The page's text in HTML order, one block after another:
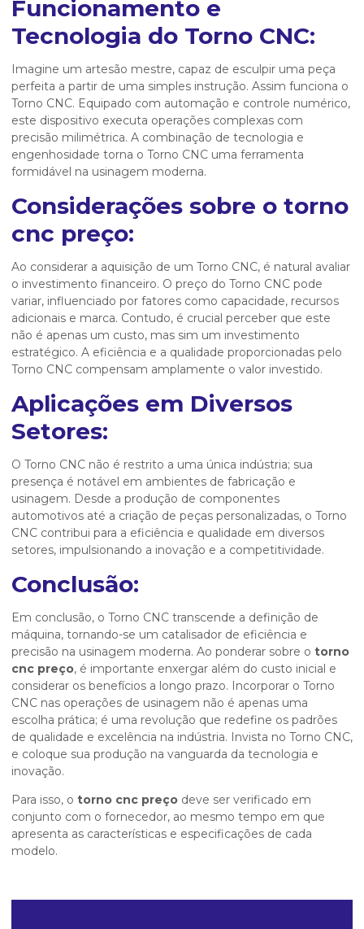
Funcionamento e
Tecnologia do Torno CNC:
Imagine um artesão mestre, capaz de esculpir uma peça
perfeita a partir de uma simples instrução. Assim funciona o
Torno CNC. Equipado com automação e controle numérico,
este dispositivo executa operações complexas com
precisão milimétrica. A combinação de tecnologia e
engenhosidade torna o Torno CNC uma ferramenta
formidável na usinagem moderna.
Considerações sobre o torno
cnc preço:
Ao considerar a aquisição de um Torno CNC, é natural avaliar
o investimento financeiro. O preço do Torno CNC pode
variar, influenciado por fatores como capacidade, recursos
adicionais e marca. Contudo, é crucial perceber que este
não é apenas um custo, mas sim um investimento
estratégico. A eficiência e a qualidade proporcionadas pelo
Torno CNC compensam amplamente o valor investido.
Aplicações em Diversos
Setores:
O Torno CNC não é restrito a uma única indústria; sua
presença é notável em ambientes de fabricação e
usinagem. Desde a produção de componentes
automotivos até a criação de peças personalizadas, o Torno
CNC contribui para a eficiência e qualidade em diversos
setores, impulsionando a inovação e a competitividade.
Conclusão:
Em conclusão, o Torno CNC transcende a definição de
máquina, tornando-se um catalisador de eficiência e
precisão na usinagem moderna. Ao ponderar sobre o torno
cnc preço, é importante enxergar além do custo inicial e
considerar os benefícios a longo prazo. Incorporar o Torno
CNC nas operações de usinagem não é apenas uma
escolha prática; é uma revolução que redefine os padrões
de qualidade e excelência na indústria. Invista no Torno CNC,
e coloque sua produção na vanguarda da tecnologia e
inovação.
Para isso, o torno cnc preço deve ser verificado em
conjunto com o fornecedor, ao mesmo tempo em que
apresenta as características e especificações de cada
modelo.